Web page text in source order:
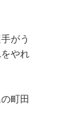
がう
やれ
町田